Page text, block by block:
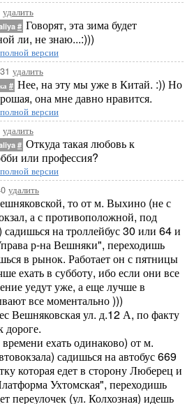
удалить
# Говорят, эта зима будет
ли, не знаю...:)))
версии
удалить
# Нее, на эту мы уже в Китай. :)) Но
она мне давно нравится.
версии
удалить
# Откуда такая любовь к
или профессия?
версии
удалить
то от м. Выхино (не с
а с противоположной, под
на троллейбус 30 или 64 и
р-на Вешняки", переходишь
в рынок. Работает он с пятницы
ехать в субботу, ибо если они все
уедут уже, а еще лучше в
все моментально )))
Вешняковская ул. д.12 А, по факту
дороге.
ехать одинаково) от м.
садишься на автобус 669
которая едет в сторону Люберец и
Ухтомская", переходишь
переулочек (ул. Колхозная) идешь